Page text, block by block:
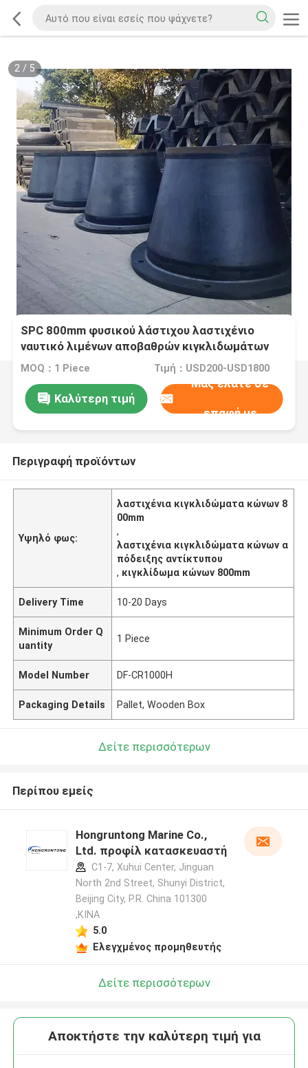
2/ 5
SPC 800mm φυσικού λάστιχου λαστιχένιο
ναυτικό λιμένων αποβαθρών κιγκλιδωμάτων
κώνων
MOQ：1 Piece Τιμή：USD200-USD1800
Καλύτερη τιμή
Μας ελάτε σε
επαφή με
Περιγραφή προϊόντων
Υψηλό φως:
λαστιχένια κιγκλιδώματα κώνων 8
00mm
,
λαστιχένια κιγκλιδώματα κώνων α
πόδειξης αντίκτυπου
, κιγκλίδωμα κώνων 800mm
Delivery Time 10-20 Days
Minimum Order Q
uantity
1 Piece
Model Number DF-CR1000H
Packaging Details Pallet, Wooden Box
Δείτε περισσότερων
Περίπου εμείς
Hongruntong Marine Co.,
Ltd. προφίλ κατασκευαστή
C1-7, Xuhui Center, Jinguan
North 2nd Street, Shunyi District,
Beijing City, P.R. China 101300
,ΚΙΝΑ
5.0
Ελεγχμένος προμηθευτής
Δείτε περισσότερων
Αποκτήστε την καλύτερη τιμή για